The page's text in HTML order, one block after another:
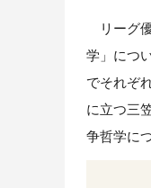
リーグ
学」につ
でそれぞ
に立つ三
争哲学に